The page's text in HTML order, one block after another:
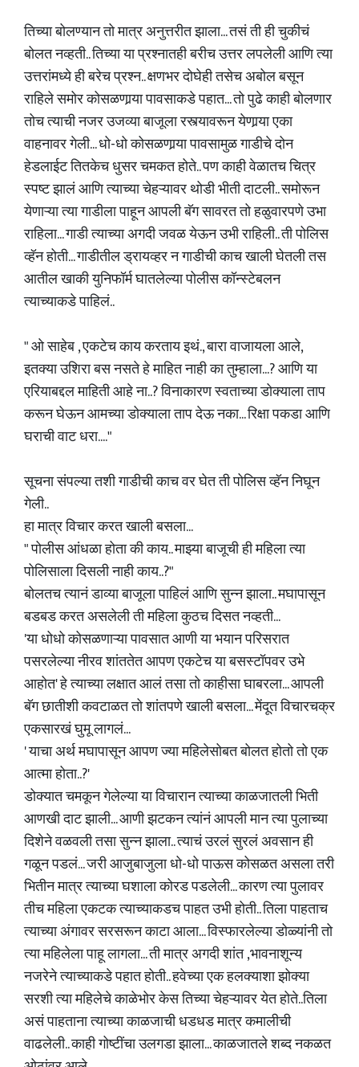
तिच्या बोलण्यान तो मात्र अनुत्तरीत झाला... तसं ती ही चुकीचं
बोलत नव्हती.. तिच्या या प्रश्नातही बरीच उत्तर लपलेली आणि त्या
उत्तरांमध्ये ही बरेच प्रश्न.. क्षणभर दोघेही तसेच अबोल बसून
राहिले समोर कोसळणार्‍या पावसाकडे पहात... तो पुढे काही बोलणार
तोच त्याची नजर उजव्या बाजूला रस्त्यावरून येणार्‍या एका
वाहनावर गेली... धो-धो कोसळणार्‍या पावसामुळ गाडीचे दोन
हेडलाईट तितकेच धुसर चमकत होते.. पण काही वेळातच चित्र
स्पष्ट झालं आणि त्याच्या चेहऱ्यावर थोडी भीती दाटली.. समोरून
येणाऱ्या त्या गाडीला पाहून आपली बॅग सावरत तो हळुवारपणे उभा
राहिला... गाडी त्याच्या अगदी जवळ येऊन उभी राहिली.. ती पोलिस
व्हॅन होती... गाडीतील ड्रायव्हर न गाडीची काच खाली घेतली तस
आतील खाकी युनिफॉर्म घातलेल्या पोलीस कॉन्स्टेबलन
त्याच्याकडे पाहिलं..
" ओ साहेब , एकटेच काय करताय इथं., बारा वाजायला आले,
इतक्या उशिरा बस नसते हे माहित नाही का तुम्हाला...? आणि या
एरियाबद्दल माहिती आहे ना..? विनाकारण स्वताच्या डोक्याला ताप
करून घेऊन आमच्या डोक्याला ताप देऊ नका... रिक्षा पकडा आणि
घराची वाट धरा...."
सूचना संपल्या तशी गाडीची काच वर घेत ती पोलिस व्हॅन निघून
गेली..
हा मात्र विचार करत खाली बसला...
" पोलीस आंधळा होता की काय.. माझ्या बाजूची ही महिला त्या
पोलिसाला‌ दिसली नाही काय..?"
बोलतच त्यानं डाव्या बाजूला पाहिलं आणि सुन्न झाला.. मघापासून
बडबड करत असलेली ती महिला कुठच दिसत नव्हती...
'या धोधो कोसळणाऱ्या पावसात आणी या भयान परिसरात
पसरलेल्या नीरव शांततेत आपण एकटेच या बसस्टॉपवर उभे
आहोत' हे त्याच्या लक्षात आलं तसा तो काहीसा घाबरला... आपली
बॅग छातीशी कवटाळत तो शांतपणे खाली बसला... मेंदूत विचारचक्र
एकसारखं घुमू लागलं...
' याचा अर्थ मघापासून आपण ज्या महिलेसोबत बोलत होतो तो एक
आत्मा होता..?'
डोक्यात चमकून गेलेल्या या विचारान त्याच्या काळजातली भिती
आणखी दाट झाली... आणी झटकन त्यांनं आपली मान त्या पुलाच्या
दिशेने वळवली तसा सुन्न झाला.. त्याचं उरलं सुरलं अवसान ही
गळून पडलं... जरी आजुबाजुला धो-धो पाऊस कोसळत असला तरी
भितीन मात्र त्याच्या घशाला कोरड पडलेली... कारण त्या पुलावर
तीच महिला एकटक त्याच्याकडच पाहत उभी होती.. तिला पाहताच
त्याच्या अंगावर सरसरून काटा आला... विस्फारलेल्या डोळ्यांनी तो
त्या महिलेला पाहू लागला... ती मात्र अगदी शांत ,भावनाशून्य
नजरेने त्याच्याकडे पहात होती.. हवेच्या एक हलक्याशा झोक्या
सरशी त्या महिलेचे काळेभोर केस तिच्या चेहऱ्यावर येत होते..तिला
असं पाहताना त्याच्या काळजाची धडधड मात्र कमालीची
वाढलेली.. काही गोष्टींचा उलगडा झाला... काळजातले शब्द नकळत